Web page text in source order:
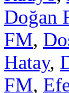
Doğan
FM,
Hatay,
FM,